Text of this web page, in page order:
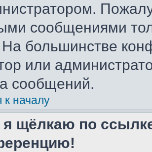
сообщениями
На большинстве
или
сообщений.
к началу
я щёлкаю по